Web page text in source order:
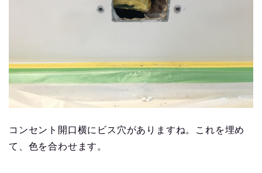
コンセント開口横にビス穴がありますね。これを埋め
て、色を合わせます。